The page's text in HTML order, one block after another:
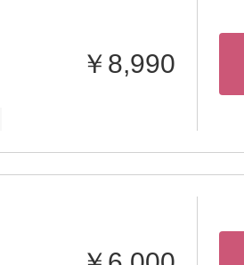
￥8,990